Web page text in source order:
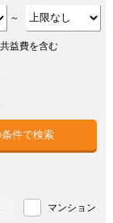
～
益費を含む
マンション